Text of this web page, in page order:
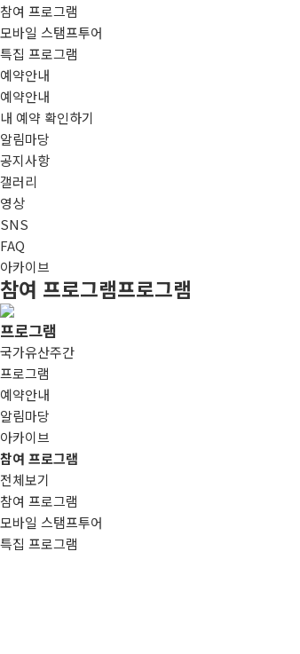
참여 프로그램
모바일 스탬프투어
특집 프로그램
예약안내
예약안내
내 예약 확인하기
알림마당
공지사항
갤러리
영상
SNS
FAQ
아카이브
참여 프로그램프로그램
프로그램
국가유산주간
프로그램
예약안내
알림마당
아카이브
참여 프로그램
전체보기
참여 프로그램
모바일 스탬프투어
특집 프로그램